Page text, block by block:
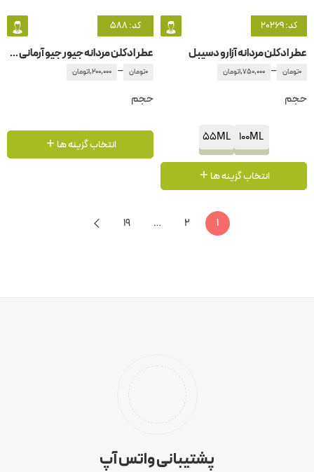
کد: 20269
عطر ادکلن مردانه آزارو دسیبل
0تومان –
1,750,000تومان
حجم
100ML
55ML
انتخاب گزینه ها
کد: 588
عطر ادکلن مردانه جیور جیو آرمانی -جورجیو آرمانی دیاموند
0تومان –
1,200,000تومان
حجم
انتخاب گزینه ها
1
2
…
19
پشتیبانی واتس آپ